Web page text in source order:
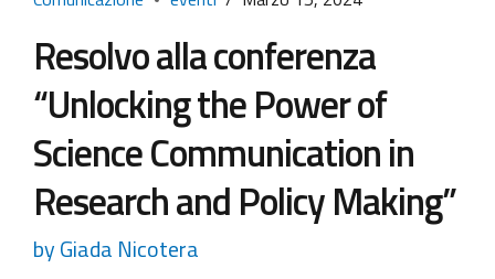
Resolvo alla conferenza
“Unlocking the Power of
Science Communication in
Research and Policy Making”
by Giada Nicotera